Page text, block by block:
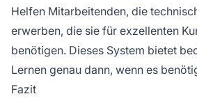
Helfen Mitarbeitenden, die
erwerben, die sie für exzellenten
benötigen. Dieses System bietet
Lernen genau dann, wenn es
Fazit